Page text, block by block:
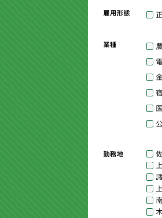
雇用形態
業種
勤務地